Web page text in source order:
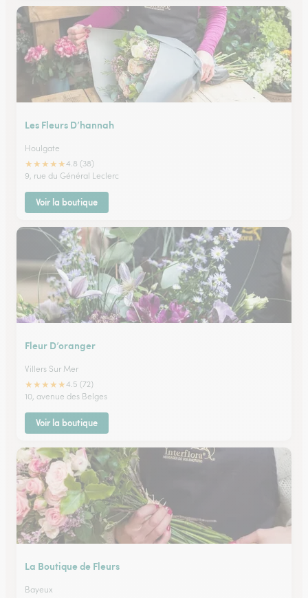
Les Fleurs D’hannah
Houlgate
★★★★★4.8 (38)
9, rue du Général Leclerc
Voir la boutique
Fleur D’oranger
Villers Sur Mer
★★★★★4.5 (72)
10, avenue des Belges
Voir la boutique
La Boutique de Fleurs
Bayeux